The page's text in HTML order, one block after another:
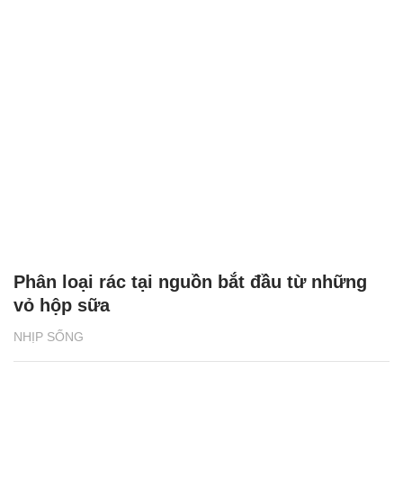
NHỊP SỐNG
Phân loại rác tại nguồn bắt đầu từ những
vỏ hộp sữa